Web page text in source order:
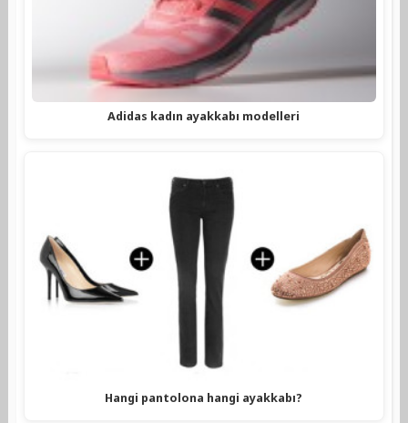
Adidas kadın ayakkabı modelleri
Hangi pantolona hangi ayakkabı?